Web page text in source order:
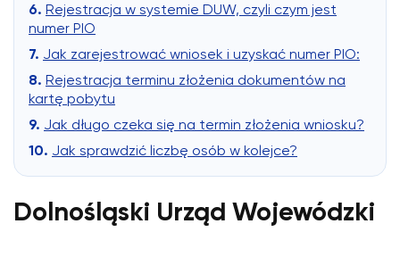
Rejestracja w systemie DUW, czyli czym jest
numer PIO
Jak zarejestrować wniosek i uzyskać numer PIO:
Rejestracja terminu złożenia dokumentów na
kartę pobytu
Jak długo czeka się na termin złożenia wniosku?
Jak sprawdzić liczbę osób w kolejce?
Dolnośląski Urząd Wojewódzki